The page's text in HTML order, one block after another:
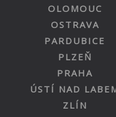
OLOMOUC
OSTRAVA
PARDUBICE
PLZEŇ
PRAHA
ÚSTÍ NAD
ZLÍN